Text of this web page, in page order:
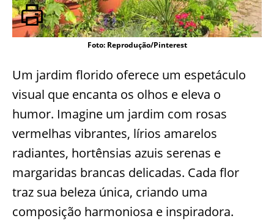
Foto: Reprodução/Pinterest
Um jardim florido oferece um espetáculo
visual que encanta os olhos e eleva o
humor. Imagine um jardim com rosas
vermelhas vibrantes, lírios amarelos
radiantes, hortênsias azuis serenas e
margaridas brancas delicadas. Cada flor
traz sua beleza única, criando uma
composição harmoniosa e inspiradora.